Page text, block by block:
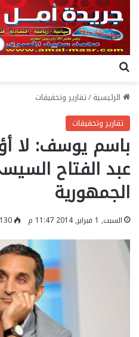
الرئيسية/تقارير وتحقيقات
تقارير وتحقيقات
باسم يوسف: لا
عبد الفتاح
الجمهورية
السبت, 1 فبراير, 2014 11:47 م 130